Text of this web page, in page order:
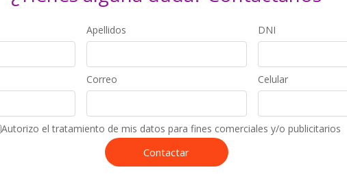
Apellidos DNI
Correo Celular
Autorizo el tratamiento de mis datos para fines comerciales y/o publicitarios